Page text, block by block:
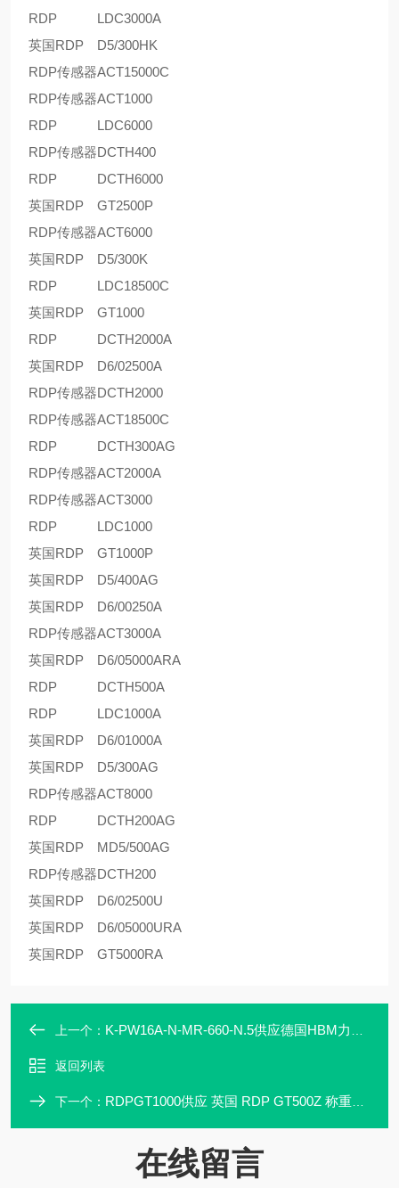
RDP
LDC3000A
英国RDP
D5/300HK
RDP传感器ACT15000C
RDP传感器ACT1000
RDP
LDC6000
RDP传感器DCTH400
RDP
DCTH6000
英国RDP
GT2500P
RDP传感器ACT6000
英国RDP
D5/300K
RDP
LDC18500C
英国RDP
GT1000
RDP
DCTH2000A
英国RDP
D6/02500A
RDP传感器DCTH2000
RDP传感器ACT18500C
RDP
DCTH300AG
RDP传感器ACT2000A
RDP传感器ACT3000
RDP
LDC1000
英国RDP
GT1000P
英国RDP
D5/400AG
英国RDP
D6/00250A
RDP传感器ACT3000A
英国RDP
D6/05000ARA
RDP
DCTH500A
RDP
LDC1000A
英国RDP
D6/01000A
英国RDP
D5/300AG
RDP传感器ACT8000
RDP
DCTH200AG
英国RDP
MD5/500AG
RDP传感器DCTH200
英国RDP
D6/02500U
英国RDP
D6/05000URA
英国RDP
GT5000RA
上一个： K-PW16A-N-MR-660-N.5供应德国HBM力传感器K-PW16A-N-MR-660-N.5-N
返回列表
下一个： RDPGT1000供应 英国 RDP GT500Z 称重传感器
在线留言